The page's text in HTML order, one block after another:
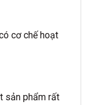
cơ chế hoạt
sản phẩm rất